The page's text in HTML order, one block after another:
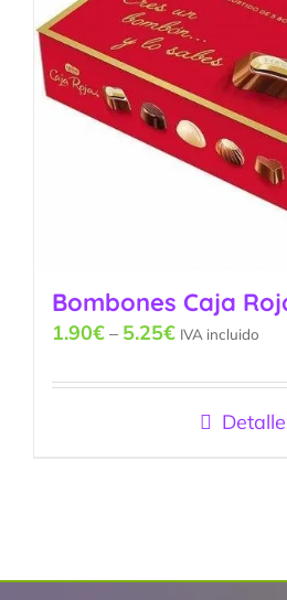
Bombones Caja
1.90€ – 5.25€ IVA incluido